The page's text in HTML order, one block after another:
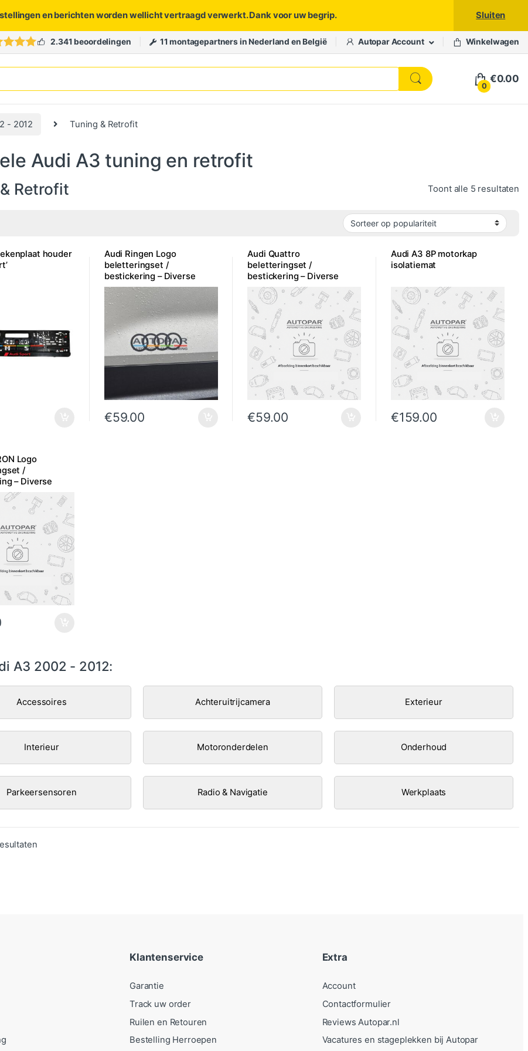
en berichten worden wellicht vertraagd verwerkt. Dank voor uw begrip. Sluiten
2.341 beoordelingen 11 montagepartners in Nederland en België Autopar Account Winkelwagen
0
€0.00
- 2012 Tuning & Retrofit
Audi A3 tuning en retrofit
Retrofit Toont alle 5 resultaten
houder
Audi Ringen Logo
beletteringset /
bestickering – Diverse
kleuren
€59.00
Audi Quattro
beletteringset /
bestickering – Diverse
uitvoeringen
€59.00
Audi A3 8P motorkap
isolatiemat
€159.00
Logo
/
– Diverse
A3 2002 - 2012:
Accessoires Achteruitrijcamera Exterieur
Interieur Motoronderdelen Onderhoud
Parkeersensoren Radio & Navigatie Werkplaats
Gesorteerd op populariteit
Klantenservice
Garantie
Track uw order
Ruilen en Retouren
Bestelling Herroepen
Extra
Account
Contactformulier
Reviews Autopar.nl
Vacatures en stageplekken bij Autopar